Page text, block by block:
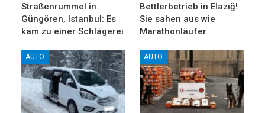
Straßenrummel in
Güngören, Istanbul: Es
kam zu einer Schlägerei
Bettlerbetrieb in Elazığ!
Sie sahen aus wie
Marathonläufer
AUTO AUTO